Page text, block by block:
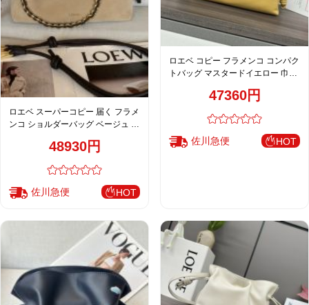
ロエベ スーパーコピー 届く フラメ
ンコ ショルダーバッグ ベージュ レ
48930円
佐川急便 HOT
ロエベ コピー フラメンコ コンパク
トバッグ マスタードイエロー 巾着
47360円
佐川急便 HOT